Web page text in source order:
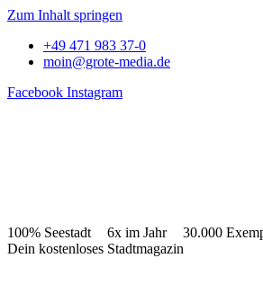
Zum Inhalt springen
+49 471 983 37-0
moin@grote-media.de
Facebook Instagram
100% Seestadt 6x im Jahr
30.000
Dein kostenloses Stadtmagazin